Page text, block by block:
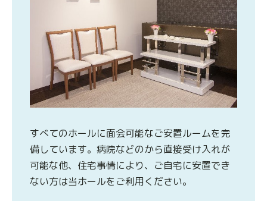
すべてのホールに面会可能なご安置ルームを完
備しています。病院などのから直接受け入れが
可能な他、住宅事情により、ご自宅に安置でき
ない方は当ホールをご利用ください。